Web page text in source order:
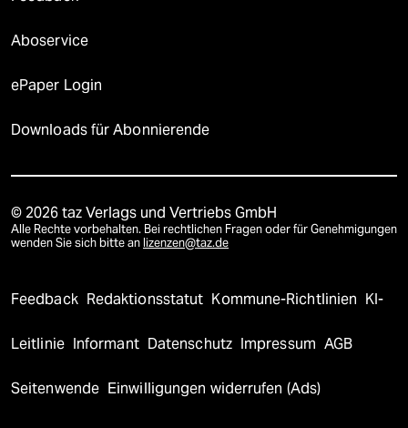
Aboservice
ePaper Login
Downloads für Abonnierende
© 2026 taz Verlags und Vertriebs GmbH
Alle Rechte vorbehalten. Bei rechtlichen Fragen oder für Genehmigungen
wenden Sie sich bitte an lizenzen@taz.de
Feedback Redaktionsstatut Kommune-Richtlinien KI-
Leitlinie Informant Datenschutz Impressum AGB
Seitenwende Einwilligungen widerrufen (Ads)